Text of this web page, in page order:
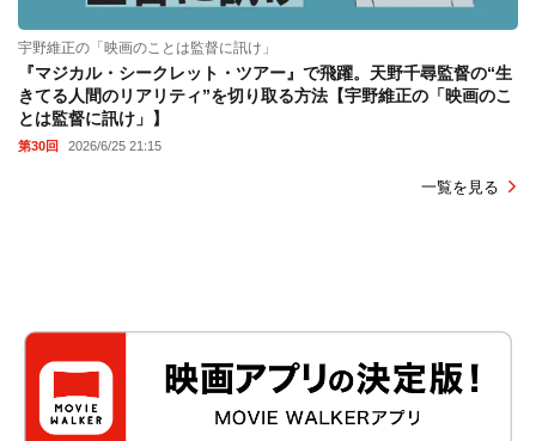
宇野維正の「映画のことは監督に訊け」
『マジカル・シークレット・ツアー』で飛躍。天野千尋監督の“生
きてる人間のリアリティ”を切り取る方法【宇野維正の「映画のこ
とは監督に訊け」】
第30回 2026/6/25 21:15
一覧を見る